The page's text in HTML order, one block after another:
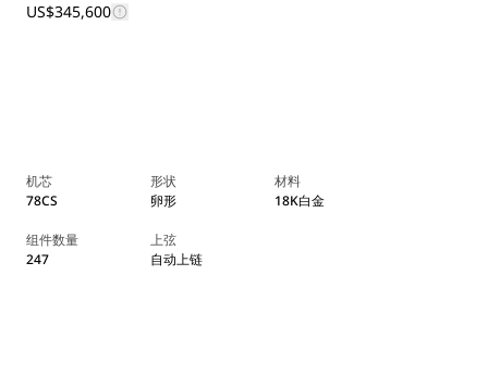
US$345,600
机芯
78CS
形状
卵形
材料
18K白金
组件数量
247
上弦
自动上链